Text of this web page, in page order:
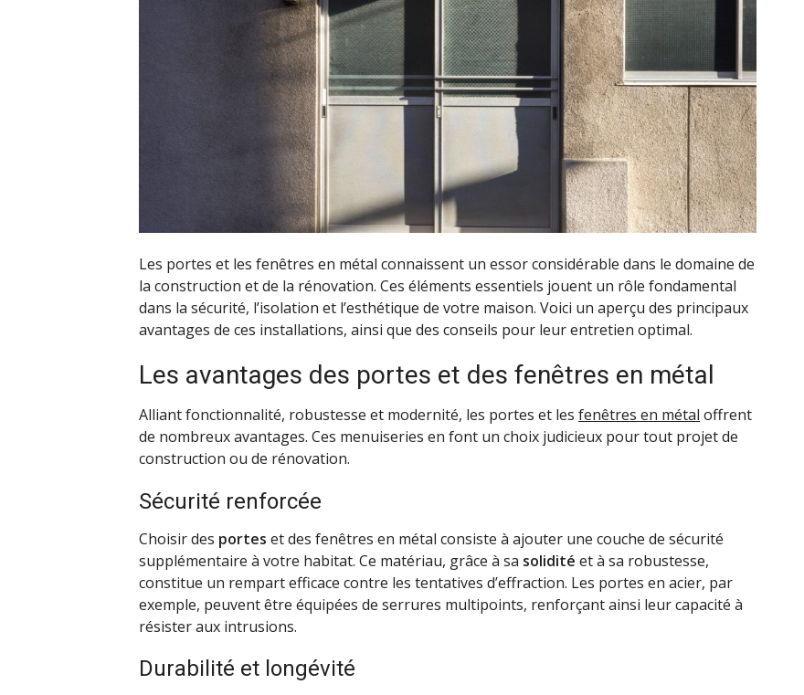
Les portes et les fenêtres en métal connaissent un essor considérable dans le domaine de
la construction et de la rénovation. Ces éléments essentiels jouent un rôle fondamental
dans la sécurité, l’isolation et l’esthétique de votre maison. Voici un aperçu des principaux
avantages de ces installations, ainsi que des conseils pour leur entretien optimal.
Les avantages des portes et des fenêtres en métal
Alliant fonctionnalité, robustesse et modernité, les portes et les fenêtres en métal offrent
de nombreux avantages. Ces menuiseries en font un choix judicieux pour tout projet de
construction ou de rénovation.
Sécurité renforcée
Choisir des portes et des fenêtres en métal consiste à ajouter une couche de sécurité
supplémentaire à votre habitat. Ce matériau, grâce à sa solidité et à sa robustesse,
constitue un rempart efficace contre les tentatives d’effraction. Les portes en acier, par
exemple, peuvent être équipées de serrures multipoints, renforçant ainsi leur capacité à
résister aux intrusions.
Durabilité et longévité